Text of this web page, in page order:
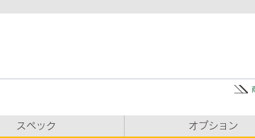
スペック オプション